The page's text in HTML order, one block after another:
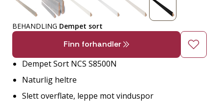
BEHANDLING Dempet sort
Finn forhandler
Dempet Sort NCS S8500N
Naturlig heltre
Slett overflate, leppe mot vinduspor